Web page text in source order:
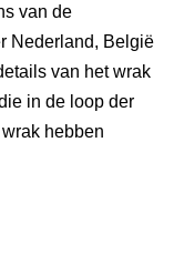
van de
Nederland, België
van het wrak
in de loop der
hebben